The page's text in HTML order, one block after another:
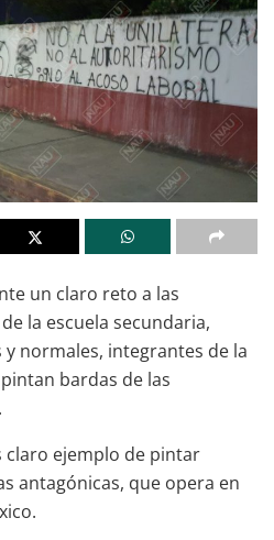
un claro reto a las
la escuela secundaria,
normales, integrantes de la
bardas de las
claro ejemplo de pintar
antagónicas, que opera en